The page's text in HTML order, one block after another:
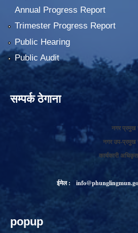
Annual Progress Report
Trimester Progress Report
Public Hearing
Public Audit
सम्पर्क ठेगाना
नगर प्रमुख
नगर उप-
कार्यकारी
ईमेल :
popup